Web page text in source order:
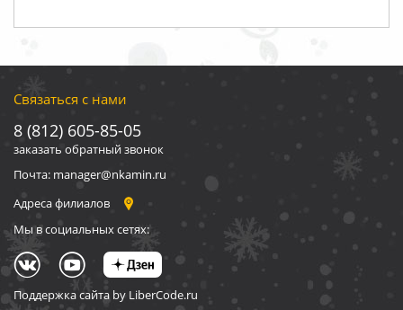
Связаться с нами
8 (812) 605-85-05
заказать обратный звонок
Почта: manager@nkamin.ru
Адреса филиалов
Мы в социальных сетях:
Поддержка сайта by LiberCode.ru